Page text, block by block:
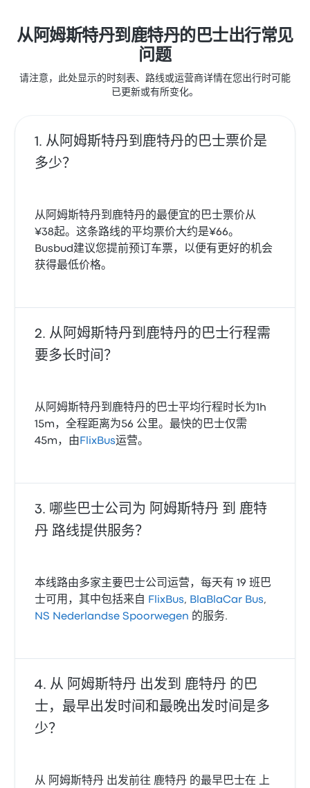
从阿姆斯特丹到鹿特丹的巴士出行常见
问题
请注意，此处显示的时刻表、路线或运营商详情在您出行时可能
已更新或有所变化。
从阿姆斯特丹到鹿特丹的巴士票价是
多少？
从阿姆斯特丹到鹿特丹的最便宜的巴士票价从
¥38起。这条路线的平均票价大约是¥66。
Busbud建议您提前预订车票，以便有更好的机会
获得最低价格。
从阿姆斯特丹到鹿特丹的巴士行程需
要多长时间？
从阿姆斯特丹到鹿特丹的巴士平均行程时长为1h
15m，全程距离为56 公里。最快的巴士仅需
45m，由 FlixBus运营。
哪些巴士公司为 阿姆斯特丹 到 鹿特
丹 路线提供服务？
本线路由多家主要巴士公司运营，每天有 19 班巴
士可用，其中包括来自
FlixBus, BlaBlaCar Bus,
NS Nederlandse Spoorwegen 的服务.
从 阿姆斯特丹 出发到 鹿特丹 的巴
士，最早出发时间和最晚出发时间是多
少？
从 阿姆斯特丹 出发前往 鹿特丹 的最早巴士在 上